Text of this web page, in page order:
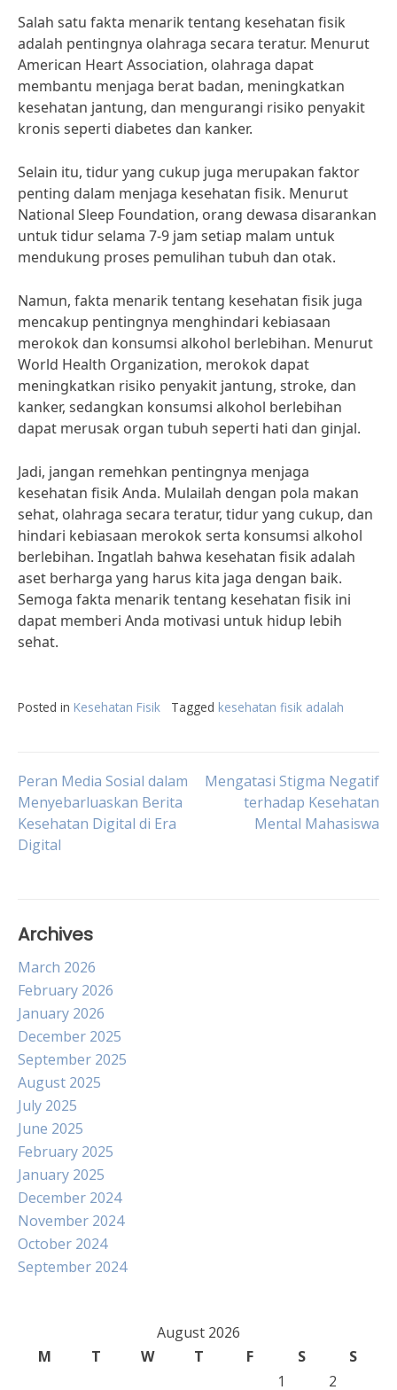
Salah satu fakta menarik tentang kesehatan fisik
adalah pentingnya olahraga secara teratur. Menurut
American Heart Association, olahraga dapat
membantu menjaga berat badan, meningkatkan
kesehatan jantung, dan mengurangi risiko penyakit
kronis seperti diabetes dan kanker.
Selain itu, tidur yang cukup juga merupakan faktor
penting dalam menjaga kesehatan fisik. Menurut
National Sleep Foundation, orang dewasa disarankan
untuk tidur selama 7-9 jam setiap malam untuk
mendukung proses pemulihan tubuh dan otak.
Namun, fakta menarik tentang kesehatan fisik juga
mencakup pentingnya menghindari kebiasaan
merokok dan konsumsi alkohol berlebihan. Menurut
World Health Organization, merokok dapat
meningkatkan risiko penyakit jantung, stroke, dan
kanker, sedangkan konsumsi alkohol berlebihan
dapat merusak organ tubuh seperti hati dan ginjal.
Jadi, jangan remehkan pentingnya menjaga
kesehatan fisik Anda. Mulailah dengan pola makan
sehat, olahraga secara teratur, tidur yang cukup, dan
hindari kebiasaan merokok serta konsumsi alkohol
berlebihan. Ingatlah bahwa kesehatan fisik adalah
aset berharga yang harus kita jaga dengan baik.
Semoga fakta menarik tentang kesehatan fisik ini
dapat memberi Anda motivasi untuk hidup lebih
sehat.
Posted in Kesehatan Fisik Tagged kesehatan fisik adalah
Post
navigation
Peran Media Sosial dalam
Menyebarluaskan Berita
Kesehatan Digital di Era
Digital
Mengatasi Stigma Negatif
terhadap Kesehatan
Mental Mahasiswa
Archives
March 2026
February 2026
January 2026
December 2025
September 2025
August 2025
July 2025
June 2025
February 2025
January 2025
December 2024
November 2024
October 2024
September 2024
August 2026
M
T W T F S
S
1
2